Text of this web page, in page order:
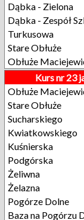
Dąbka - Zielona
Dąbka - Zespół
Turkusowa
Stare Obłuże
Obłuże
Kurs nr 23
Obłuże
Stare Obłuże
Sucharskiego
Kwiatkowskiego
Kuśnierska
Podgórska
Żeliwna
Żelazna
Pogórze Dolne
Baza na Pogórzu